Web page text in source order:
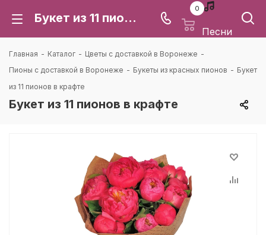
Букет из 11 пионов в крафте: цена и доставка в Воронеже | Каталея
0
Песни
Главная - Каталог - Цветы с доставкой в Воронеже -
Пионы с доставкой в Воронеже - Букеты из красных пионов - Букет
из 11 пионов в крафте
Букет из 11 пионов в крафте